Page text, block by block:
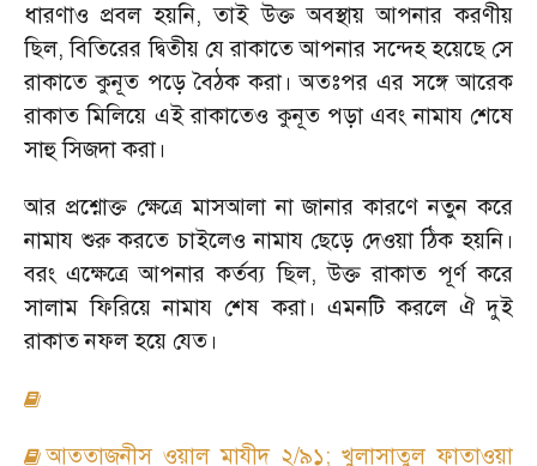
ধারণাও প্রবল হয়নি,তাই উক্ত অবস্থায় আপনার করণীয়
ছিল,বিতিরের দ্বিতীয় যে রাকাতে আপনার সন্দেহ হয়েছে সে
রাকাতে কুনূত পড়ে বৈঠক করা। অতঃপর এর সঙ্গে আরেক
রাকাত মিলিয়ে এই রাকাতেও কুনূত পড়া এবং নামায শেষে
সাহু সিজদা করা।
আর প্রশ্নোক্ত ক্ষেত্রে মাসআলা না জানার কারণে নতুন করে
নামায শুরু করতে চাইলেও নামায ছেড়ে দেওয়া ঠিক হয়নি।
বরং এক্ষেত্রে আপনার কর্তব্য ছিল,উক্ত রাকাত পূর্ণ করে
সালাম ফিরিয়ে নামায শেষ করা। এমনটি করলে ঐ দুই
রাকাত নফল হয়ে যেত।
আততাজনীস ওয়াল মাযীদ ২/৯১; খুলাসাতুল ফাতাওয়া